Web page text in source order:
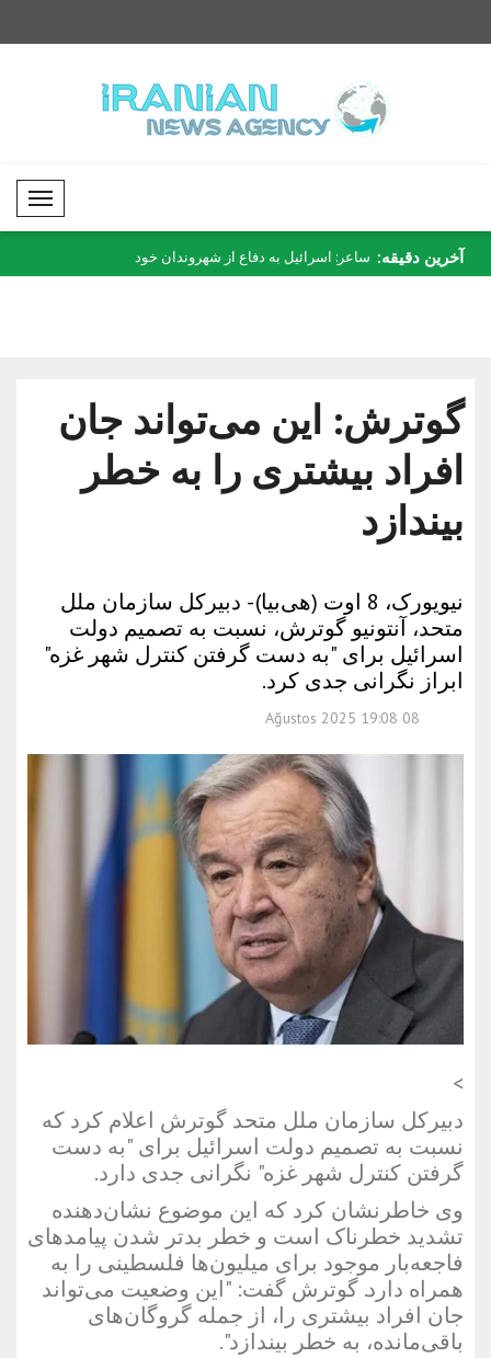
Mobil Menü
آخرین دقیقه: ساعر: اسرائیل به دفاع از شهروندان خود نیاز نداریم..
گوترش: این می‌تواند جان
افراد بیشتری را به خطر
بیندازد
نیویورک، 8 اوت (هی‌بیا) - دبیرکل سازمان ملل
متحد، آنتونیو گوترش، نسبت به تصمیم دولت
اسرائیل برای "به دست گرفتن کنترل شهر غزه"
ابراز نگرانی جدی کرد.
08 Ağustos 2025 19:08
>
دبیرکل سازمان ملل متحد گوترش اعلام کرد که
نسبت به تصمیم دولت اسرائیل برای "به دست
گرفتن کنترل شهر غزه" نگرانی جدی دارد.
وی خاطرنشان کرد که این موضوع نشان‌دهنده
تشدید خطرناک است و خطر بدتر شدن پیامدهای
فاجعه‌بار موجود برای میلیون‌ها فلسطینی را به
همراه دارد. گوترش گفت: "این وضعیت می‌تواند
جان افراد بیشتری را، از جمله گروگان‌های
باقی‌مانده، به خطر بیندازد".